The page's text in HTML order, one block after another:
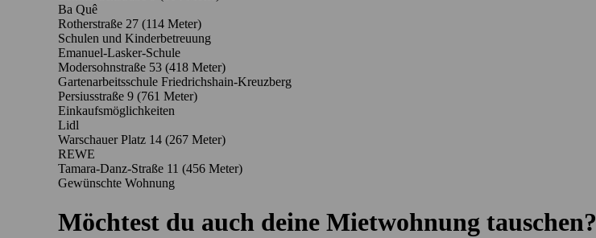
Ba Quê
Rotherstraße 27 (114 Meter)
Schulen und Kinderbetreuung
Emanuel-Lasker-Schule
Modersohnstraße 53 (418 Meter)
Gartenarbeitsschule Friedrichshain-Kreuzberg
Persiusstraße 9 (761 Meter)
Einkaufsmöglichkeiten
Lidl
Warschauer Platz 14 (267 Meter)
REWE
Tamara-Danz-Straße 11 (456 Meter)
Gewünschte Wohnung
Möchtest du auch deine Mietwohnung tauschen?